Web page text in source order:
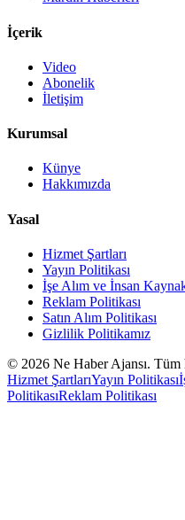
İçerik
Video
Abonelik
İletişim
Kurumsal
Künye
Hakkımızda
Yasal
Hizmet Şartları
Yayın Politikası
İşe Alım ve İnsan
Reklam Politikası
Satın Alım Politikası
Gizlilik Politikamız
© 2026 Ne Haber Ajansı. Tüm
Hizmet ŞartlarıYayın Politikası
PolitikasıReklam Politikası